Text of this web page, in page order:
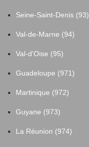
Seine-Saint-Denis (93)
Val-de-Marne (94)
Val-d'Oise (95)
Guadeloupe (971)
Martinique (972)
Guyane (973)
La Réunion (974)